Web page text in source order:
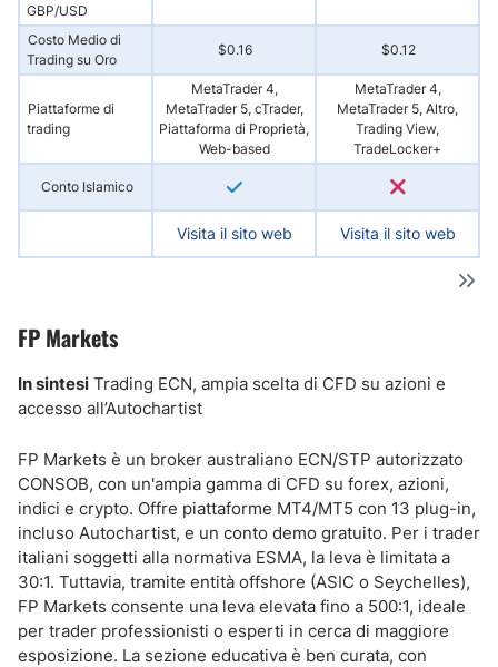
GBP/USD
Costo Medio di
Trading su Oro
$0.16 $0.12
Piattaforme di
trading
MetaTrader 4,
MetaTrader 5, cTrader,
Piattaforma di Proprietà,
Web-based
MetaTrader 4,
MetaTrader 5, Altro,
Trading View,
TradeLocker+
Conto Islamico
Visita il sito web Visita il sito web
FP Markets
In sintesi Trading ECN, ampia scelta di CFD su azioni e
accesso all’Autochartist
FP Markets è un broker australiano ECN/STP autorizzato
CONSOB, con un'ampia gamma di CFD su forex, azioni,
indici e crypto. Offre piattaforme MT4/MT5 con 13 plug-in,
incluso Autochartist, e un conto demo gratuito. Per i trader
italiani soggetti alla normativa ESMA, la leva è limitata a
30:1. Tuttavia, tramite entità offshore (ASIC o Seychelles),
FP Markets consente una leva elevata fino a 500:1, ideale
per trader professionisti o esperti in cerca di maggiore
esposizione. La sezione educativa è ben curata, con